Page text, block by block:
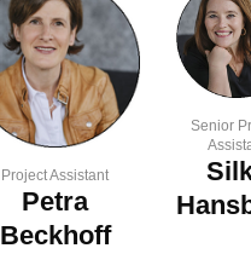
Project Assistant
Petra
Beckhoff
Senior